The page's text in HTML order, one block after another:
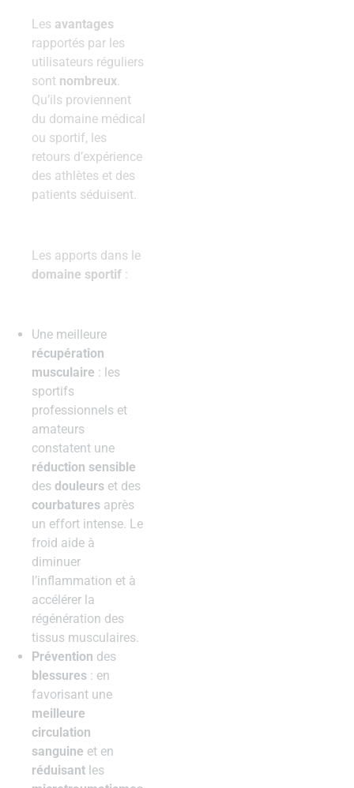
Les avantages
rapportés par les
utilisateurs réguliers
sont nombreux.
Qu’ils proviennent
du domaine médical
ou sportif, les
retours d’expérience
des athlètes et des
patients séduisent.
Les apports dans le
domaine sportif :
Une meilleure
récupération
musculaire : les
sportifs
professionnels et
amateurs
constatent une
réduction sensible
des douleurs et des
courbatures après
un effort intense. Le
froid aide à
diminuer
l’inflammation et à
accélérer la
régénération des
tissus musculaires.
Prévention des
blessures : en
favorisant une
meilleure
circulation
sanguine et en
réduisant les